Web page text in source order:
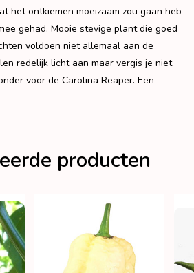
het ontkiemen moeizaam zou gaan heb
gehad. Mooie stevige plant die goed
voldoen niet allemaal aan de
redelijk licht aan maar vergis je niet
voor de Carolina Reaper. Een
producten